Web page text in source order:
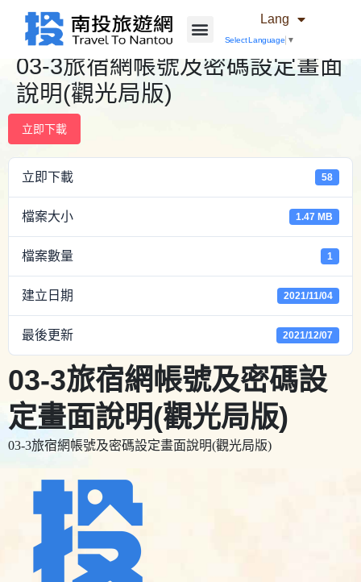
Lang
Select Language ▼
03-3旅宿網帳號及密碼設定畫面
說明(觀光局版)
立即下載
立即下載 58
檔案大小 1.47 MB
檔案數量 1
建立日期 2021/11/04
最後更新 2021/12/07
03-3旅宿網帳號及密碼設
定畫面說明(觀光局版)
03-3旅宿網帳號及密碼設定畫面說明(觀光局版)